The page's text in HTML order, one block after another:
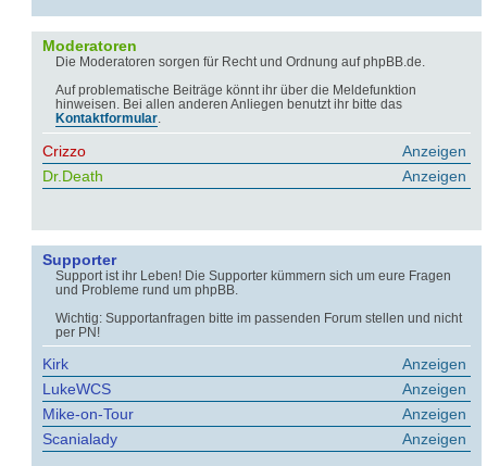
Moderatoren
Die Moderatoren sorgen für Recht und Ordnung auf phpBB.de.
Auf problematische Beiträge könnt ihr über die Meldefunktion
hinweisen. Bei allen anderen Anliegen benutzt ihr bitte das
Kontaktformular.
Anzeigen
Crizzo
Anzeigen
Dr.Death
Supporter
Support ist ihr Leben! Die Supporter kümmern sich um eure Fragen
und Probleme rund um phpBB.
Wichtig: Supportanfragen bitte im passenden Forum stellen und nicht
per PN!
Anzeigen
Kirk
Anzeigen
LukeWCS
Anzeigen
Mike-on-Tour
Anzeigen
Scanialady